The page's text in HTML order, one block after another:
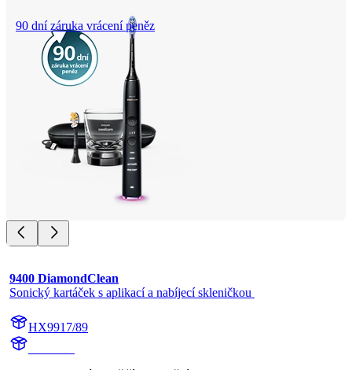
90 dní záruka vrácení peněz
9400 DiamondClean
Sonický kartáček s aplikací a nabíjecí skleničkou
HX9917/89